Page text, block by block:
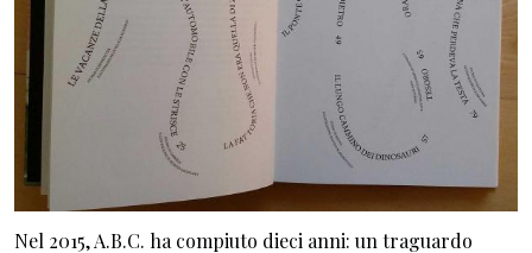
Nel 2015, A.B.C. ha compiuto dieci anni: un traguardo